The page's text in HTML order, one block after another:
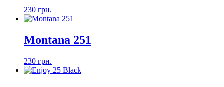
230 грн.
Montana 251
230 грн.